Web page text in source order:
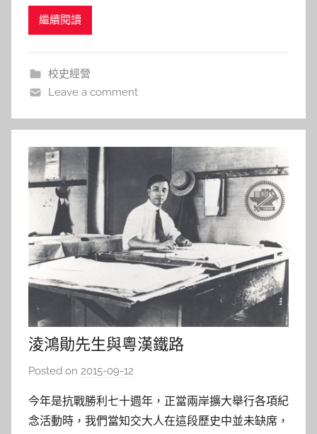
a
l
業自上海交大的老校友，畢生奉獻於國家之經濟與金
敬愛。本期館訊，發展館便
繼續閱讀
校史經營
Leave a comment
淩鴻勛先生與粵漢鐵路
Posted on 2015-09-12
s
h
今年是抗戰勝利七十週年，正當兩岸擴大舉行各項紀
念活動時，我們當知交大人在這段歷史中並未缺席，